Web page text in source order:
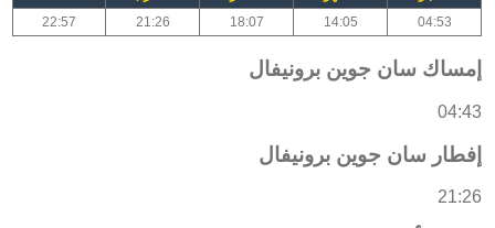
04:53
14:05
18:07
21:26
22:57
إمساك سان جوين برونيفال
04:43
إفطار سان جوين برونيفال
21:26